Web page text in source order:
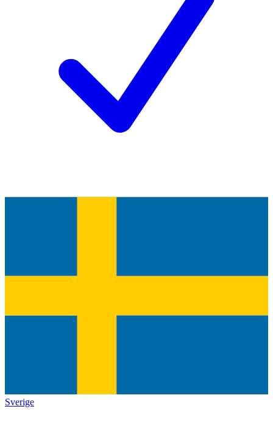
Sverige